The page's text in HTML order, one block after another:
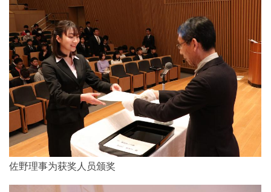
佐野理事为获奖人员颁奖